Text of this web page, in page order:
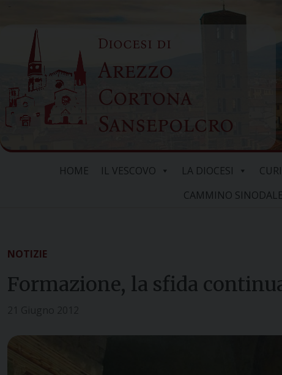
content
Diocesi di
Arezzo
Cortona
Sansepolcro
HOME IL VESCOVO LA DIOCESI
CAMMINO
NOTIZIE
Formazione, la sfida